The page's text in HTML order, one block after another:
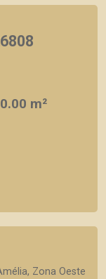
m²
Zona Oeste